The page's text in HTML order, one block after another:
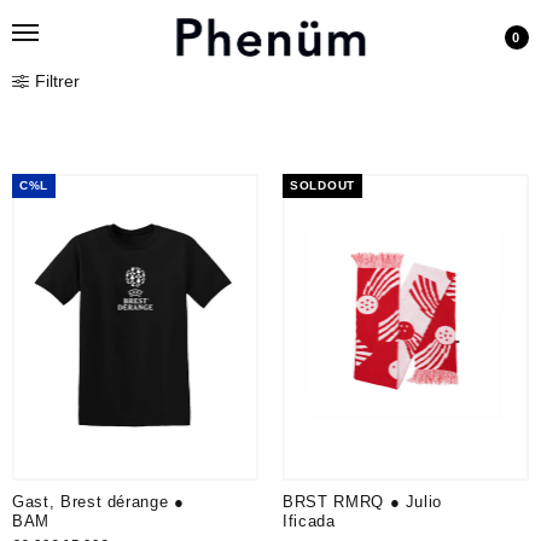
0
Filtrer
C%L
Gast, Brest dérange ●
BAM
SOLDOUT
BRST RMRQ ● Julio
Ificada